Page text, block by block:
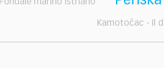
Fondale marino istriano
Kamotočac - Il